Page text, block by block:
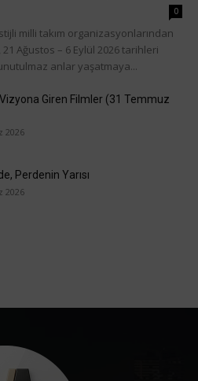
0
milli takım organizasyonlarından
Ağustos – 6 Eylül 2026 tarihleri
anlar yaşatmaya...
Giren Filmler (31 Temmuz
2026
Perdenin Yarısı
2026